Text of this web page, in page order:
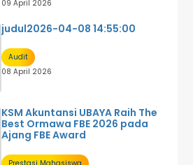
09 April 2026
judul2026-04-08 14:55:00
Audit
08 April 2026
KSM Akuntansi UBAYA Raih The
Best Ormawa FBE 2026 pada
Ajang FBE Award